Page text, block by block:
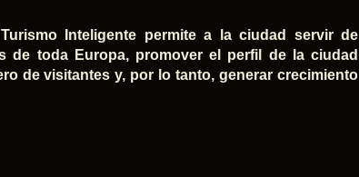
Inteligente permite a la ciudad servir de
de toda Europa, promover el perfil de la ciudad
de visitantes y, por lo tanto, generar crecimiento